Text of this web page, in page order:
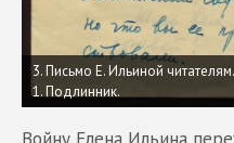
3. Письмо Е. Ильиной
1. Подлинник.